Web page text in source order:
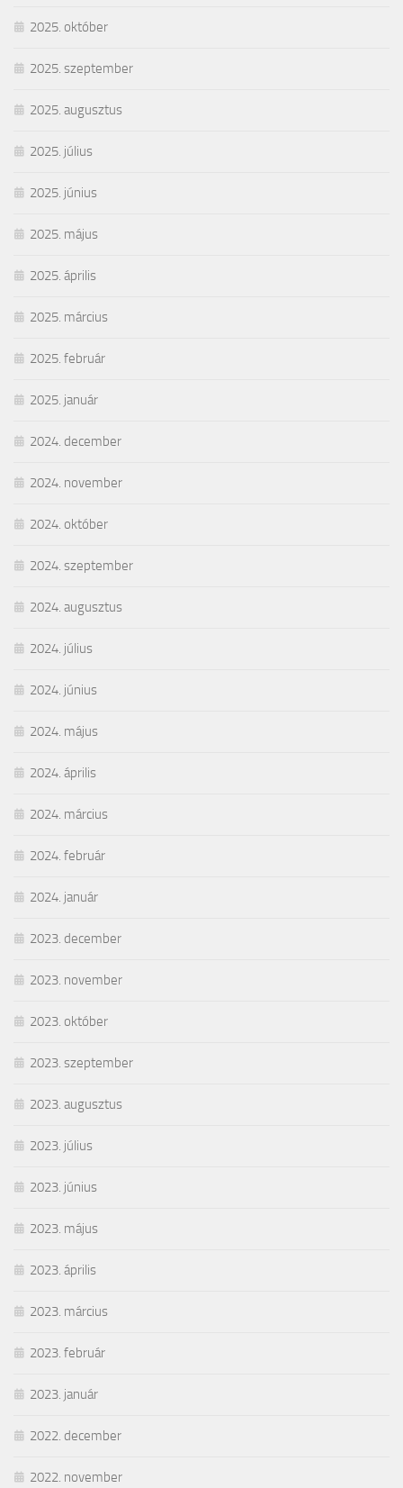
2025. október
2025. szeptember
2025. augusztus
2025. július
2025. június
2025. május
2025. április
2025. március
2025. február
2025. január
2024. december
2024. november
2024. október
2024. szeptember
2024. augusztus
2024. július
2024. június
2024. május
2024. április
2024. március
2024. február
2024. január
2023. december
2023. november
2023. október
2023. szeptember
2023. augusztus
2023. július
2023. június
2023. május
2023. április
2023. március
2023. február
2023. január
2022. december
2022. november